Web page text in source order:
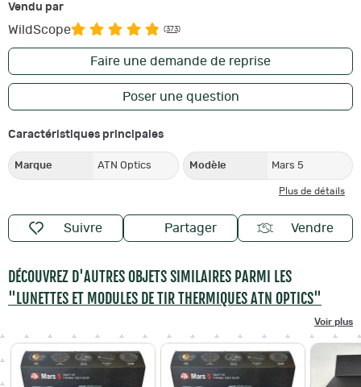
Vendu par
WildScope (373)
Faire une demande de reprise
Poser une question
Caractéristiques principales
Marque ATN Optics Modèle Mars 5
Plus de détails
Suivre Partager Vendre
DÉCOUVREZ D'AUTRES OBJETS SIMILAIRES PARMI LES
"LUNETTES ET MODULES DE TIR THERMIQUES ATN OPTICS"
Voir plus